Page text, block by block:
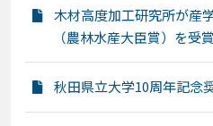
木材高度加工研究所が産
（農林水産大臣賞）を受賞
秋田県立大学10周年記念